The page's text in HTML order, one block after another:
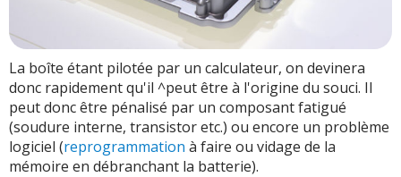
La boîte étant pilotée par un calculateur, on devinera
donc rapidement qu'il ^peut être à l'origine du souci. Il
peut donc être pénalisé par un composant fatigué
(soudure interne, transistor etc.) ou encore un problème
logiciel (reprogrammation à faire ou vidage de la
mémoire en débranchant la batterie).